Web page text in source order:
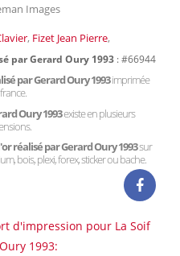
Images
, Fizet Jean Pierre,
par Gerard Oury 1993 : #66944
par Gerard Oury 1993imprimée
Oury 1993existe en plusieurs
réalisé par Gerard Oury 1993sur
bois, plexi, forex, sticker ou bache.
d'impression pour La Soif
1993: